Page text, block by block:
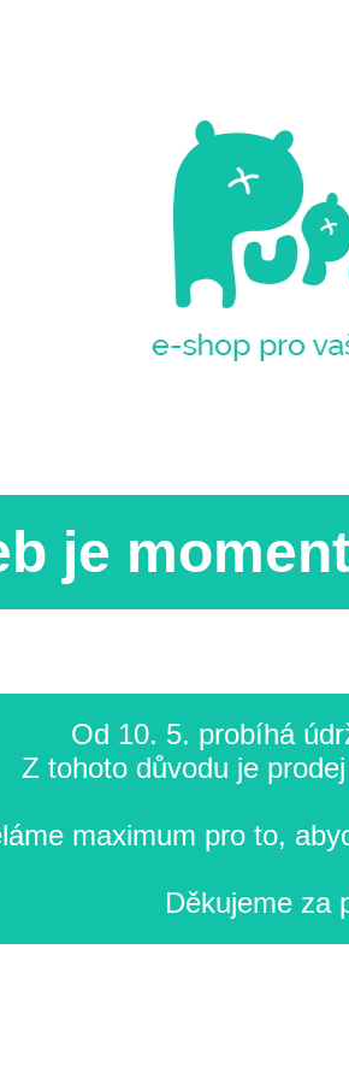
je
Od 10. 5. probíhá
Z tohoto důvodu je
maximum pro to,
Děkujeme za